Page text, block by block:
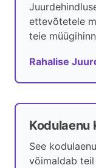
ettevõtetele
teie
Rahalise
Kodulaenu
See
võimaldab